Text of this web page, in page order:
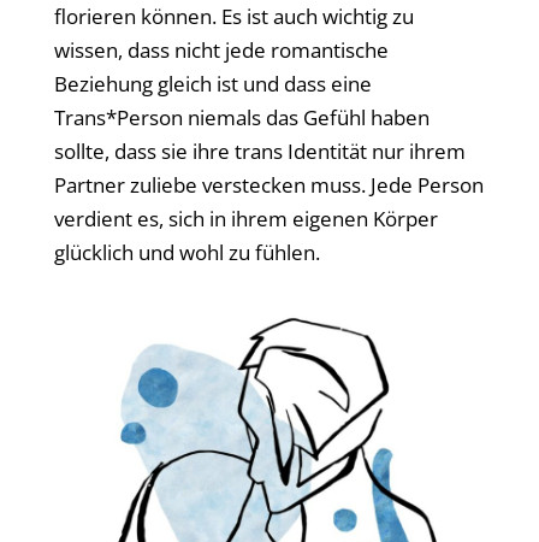
florieren können. Es ist auch wichtig zu
wissen, dass nicht jede romantische
Beziehung gleich ist und dass eine
Trans*Person niemals das Gefühl haben
sollte, dass sie ihre trans Identität nur ihrem
Partner zuliebe verstecken muss. Jede Person
verdient es, sich in ihrem eigenen Körper
glücklich und wohl zu fühlen.